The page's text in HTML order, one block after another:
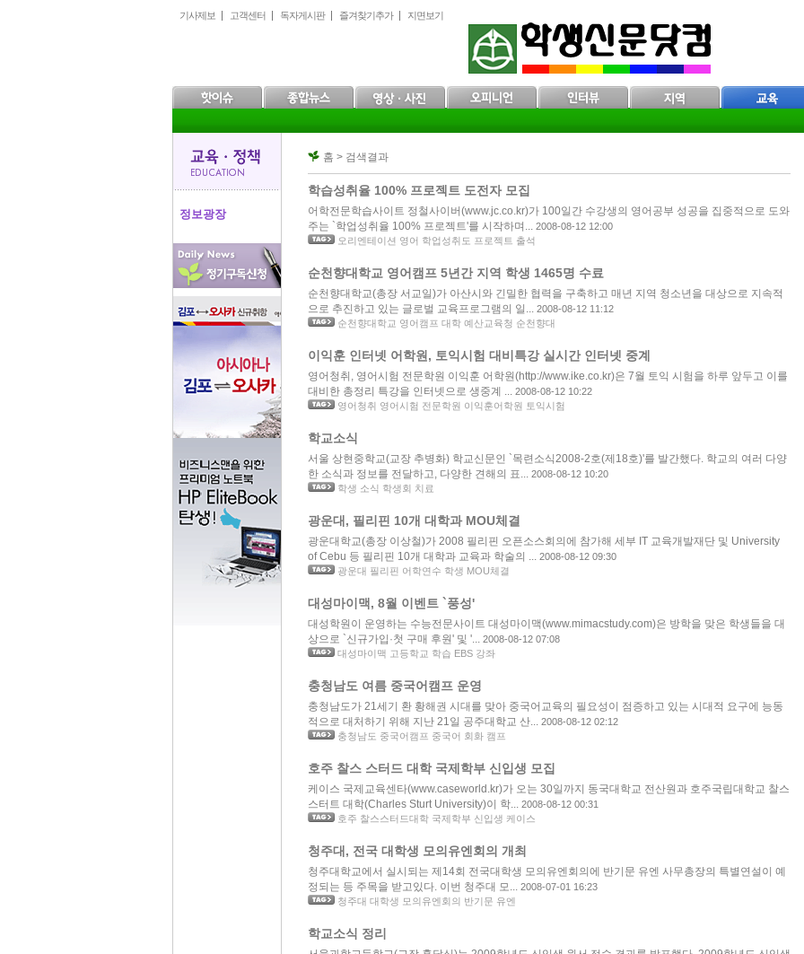
문
로
인
바
위
바
기사제보 고객센터 독자게시판 즐겨찾기추가 지면보기
정보광장
홈 > 검색결과
학습성취율 100% 프로젝트 도전자 모집
어학전문학습사이트 정철사이버(www.jc.co.kr)가 100일간 수강생의 영어공부 성공을 집중적으로 도와
주는 `학업성취율 100% 프로젝트'를 시작하며... 2008-08-12 12:00
오리엔테이션 영어 학업성취도 프로젝트 출석
순천향대학교 영어캠프 5년간 지역 학생 1465명 수료
순천향대학교(총장 서교일)가 아산시와 긴밀한 협력을 구축하고 매년 지역 청소년을 대상으로 지속적
으로 추진하고 있는 글로벌 교육프로그램의 일... 2008-08-12 11:12
순천향대학교 영어캠프 대학 예산교육청 순천향대
이익훈 인터넷 어학원, 토익시험 대비특강 실시간 인터넷 중계
영어청취, 영어시험 전문학원 이익훈 어학원(http://www.ike.co.kr)은 7월 토익 시험을 하루 앞두고 이를
대비한 총정리 특강을 인터넷으로 생중계 ... 2008-08-12 10:22
영어청취 영어시험 전문학원 이익훈어학원 토익시험
학교소식
서울 상현중학교(교장 추병화) 학교신문인 `목련소식2008-2호(제18호)'를 발간했다. 학교의 여러 다양
한 소식과 정보를 전달하고, 다양한 견해의 표... 2008-08-12 10:20
학생 소식 학생회 치료
광운대, 필리핀 10개 대학과 MOU체결
광운대학교(총장 이상철)가 2008 필리핀 오픈소스회의에 참가해 세부 IT 교육개발재단 및 University
of Cebu 등 필리핀 10개 대학과 교육과 학술의 ... 2008-08-12 09:30
광운대 필리핀 어학연수 학생 MOU체결
대성마이맥, 8월 이벤트 `풍성'
대성학원이 운영하는 수능전문사이트 대성마이맥(www.mimacstudy.com)은 방학을 맞은 학생들을 대
상으로 `신규가입·첫 구매 후원' 및 '... 2008-08-12 07:08
대성마이맥 고등학교 학습 EBS 강좌
충청남도 여름 중국어캠프 운영
충청남도가 21세기 환 황해권 시대를 맞아 중국어교육의 필요성이 점증하고 있는 시대적 요구에 능동
적으로 대처하기 위해 지난 21일 공주대학교 산... 2008-08-12 02:12
충청남도 중국어캠프 중국어 회화 캠프
호주 찰스 스터드 대학 국제학부 신입생 모집
케이스 국제교육센타(www.caseworld.kr)가 오는 30일까지 동국대학교 전산원과 호주국립대학교 찰스
스터트 대학(Charles Sturt University)이 학... 2008-08-12 00:31
호주 찰스스터드대학 국제학부 신입생 케이스
청주대, 전국 대학생 모의유엔회의 개최
청주대학교에서 실시되는 제14회 전국대학생 모의유엔회의에 반기문 유엔 사무총장의 특별연설이 예
정되는 등 주목을 받고있다. 이번 청주대 모... 2008-07-01 16:23
청주대 대학생 모의유엔회의 반기문 유엔
학교소식 정리